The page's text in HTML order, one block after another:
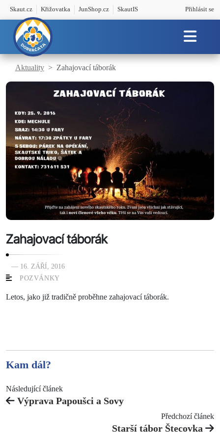
Skaut.cz Křižovatka JunShop.cz SkautIS Přihlásit se
Aktuality Zahajovací táborák
Zahajovací táborák
— 16. ZÁŘÍ, 2016
POZVÁNKY
Letos, jako již tradičně proběhne zahajovací táborák.
Kam dál?
Následující článek
Výprava Papoušci a Sovy
Předchozí článek
Starší tábor Štecovka